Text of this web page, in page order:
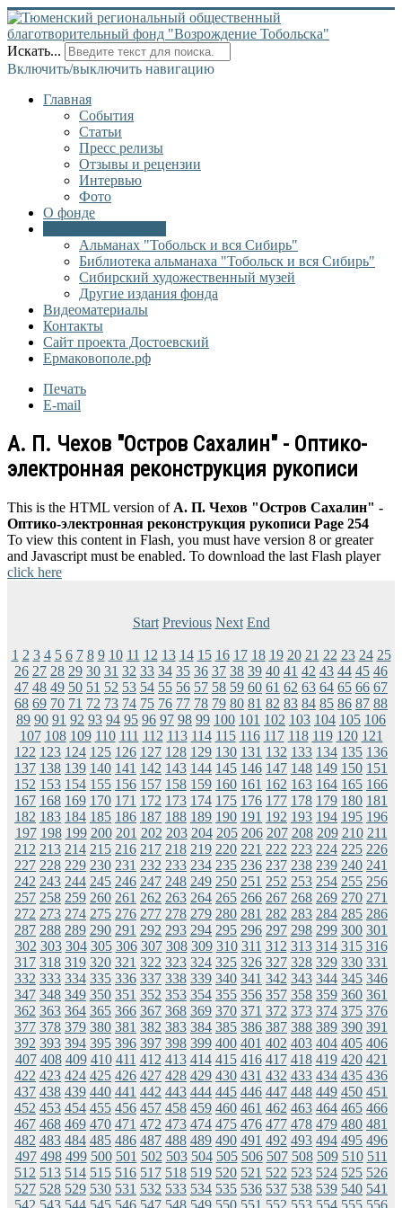
Искать...
Включить/выключить навигацию
Главная
События
Статьи
Пресс релизы
Отзывы и рецензии
Интервью
Фото
О фонде
Альманах "Тобольск и вся Сибирь"
Библиотека альманаха "Тобольск и вся Сибирь"
Сибирский художественный музей
Другие издания фонда
Видеоматериалы
Контакты
Сайт проекта Достоевский
Ермаковополе.рф
Печать
E-mail
А. П. Чехов "Остров Сахалин" - Оптико-
электронная реконструкция рукописи
This is the HTML version of А. П. Чехов "Остров Сахалин" -
Оптико-электронная реконструкция рукописи Page 254
To view this content in Flash, you must have version 8 or greater
and Javascript must be enabled. To download the last Flash player
click here
Start Previous Next End
1 2 3 4 5 6 7 8 9 10 11 12 13 14 15 16 17 18 19 20 21 22 23 24 25
26 27 28 29 30 31 32 33 34 35 36 37 38 39 40 41 42 43 44 45 46
47 48 49 50 51 52 53 54 55 56 57 58 59 60 61 62 63 64 65 66 67
68 69 70 71 72 73 74 75 76 77 78 79 80 81 82 83 84 85 86 87 88
89 90 91 92 93 94 95 96 97 98 99 100 101 102 103 104 105 106
107 108 109 110 111 112 113 114 115 116 117 118 119 120 121
122 123 124 125 126 127 128 129 130 131 132 133 134 135 136
137 138 139 140 141 142 143 144 145 146 147 148 149 150 151
152 153 154 155 156 157 158 159 160 161 162 163 164 165 166
167 168 169 170 171 172 173 174 175 176 177 178 179 180 181
182 183 184 185 186 187 188 189 190 191 192 193 194 195 196
197 198 199 200 201 202 203 204 205 206 207 208 209 210 211
212 213 214 215 216 217 218 219 220 221 222 223 224 225 226
227 228 229 230 231 232 233 234 235 236 237 238 239 240 241
242 243 244 245 246 247 248 249 250 251 252 253 254 255 256
257 258 259 260 261 262 263 264 265 266 267 268 269 270 271
272 273 274 275 276 277 278 279 280 281 282 283 284 285 286
287 288 289 290 291 292 293 294 295 296 297 298 299 300 301
302 303 304 305 306 307 308 309 310 311 312 313 314 315 316
317 318 319 320 321 322 323 324 325 326 327 328 329 330 331
332 333 334 335 336 337 338 339 340 341 342 343 344 345 346
347 348 349 350 351 352 353 354 355 356 357 358 359 360 361
362 363 364 365 366 367 368 369 370 371 372 373 374 375 376
377 378 379 380 381 382 383 384 385 386 387 388 389 390 391
392 393 394 395 396 397 398 399 400 401 402 403 404 405 406
407 408 409 410 411 412 413 414 415 416 417 418 419 420 421
422 423 424 425 426 427 428 429 430 431 432 433 434 435 436
437 438 439 440 441 442 443 444 445 446 447 448 449 450 451
452 453 454 455 456 457 458 459 460 461 462 463 464 465 466
467 468 469 470 471 472 473 474 475 476 477 478 479 480 481
482 483 484 485 486 487 488 489 490 491 492 493 494 495 496
497 498 499 500 501 502 503 504 505 506 507 508 509 510 511
512 513 514 515 516 517 518 519 520 521 522 523 524 525 526
527 528 529 530 531 532 533 534 535 536 537 538 539 540 541
542 543 544 545 546 547 548 549 550 551 552 553 554 555 556